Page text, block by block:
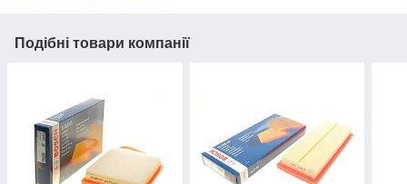
Подібні товари компанії